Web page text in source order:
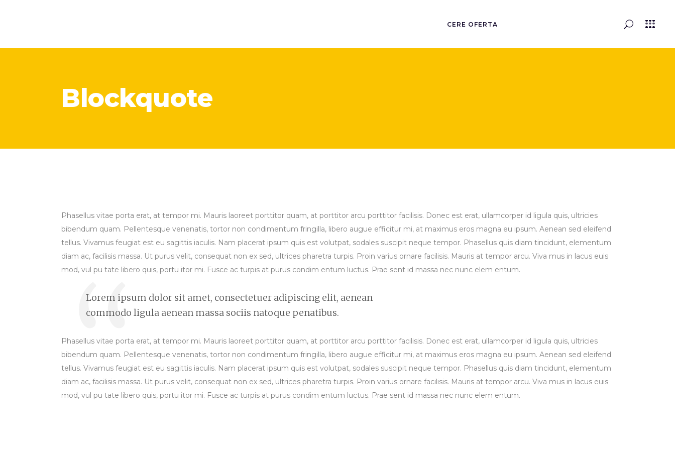
CERE OFERTA
Blockquote
Phasellus vitae porta erat, at tempor mi. Mauris laoreet porttitor quam, at porttitor arcu porttitor facilisis. Donec est erat, ullamcorper id ligula quis, ultricies
bibendum quam. Pellentesque venenatis, tortor non condimentum fringilla, libero augue efficitur mi, at maximus eros magna eu ipsum. Aenean sed eleifend
tellus. Vivamus feugiat est eu sagittis iaculis. Nam placerat ipsum quis est volutpat, sodales suscipit neque tempor. Phasellus quis diam tincidunt, elementum
diam ac, facilisis massa. Ut purus velit, consequat non ex sed, ultrices pharetra turpis. Proin varius ornare facilisis. Mauris at tempor arcu. Viva mus in lacus euis
mod, vul pu tate libero quis, portu itor mi. Fusce ac turpis at purus condim entum luctus. Prae sent id massa nec nunc elem entum.
Lorem ipsum dolor sit amet, consectetuer adipiscing elit, aenean
commodo ligula aenean massa sociis natoque penatibus.
Phasellus vitae porta erat, at tempor mi. Mauris laoreet porttitor quam, at porttitor arcu porttitor facilisis. Donec est erat, ullamcorper id ligula quis, ultricies
bibendum quam. Pellentesque venenatis, tortor non condimentum fringilla, libero augue efficitur mi, at maximus eros magna eu ipsum. Aenean sed eleifend
tellus. Vivamus feugiat est eu sagittis iaculis. Nam placerat ipsum quis est volutpat, sodales suscipit neque tempor. Phasellus quis diam tincidunt, elementum
diam ac, facilisis massa. Ut purus velit, consequat non ex sed, ultrices pharetra turpis. Proin varius ornare facilisis. Mauris at tempor arcu. Viva mus in lacus euis
mod, vul pu tate libero quis, portu itor mi. Fusce ac turpis at purus condim entum luctus. Prae sent id massa nec nunc elem entum.